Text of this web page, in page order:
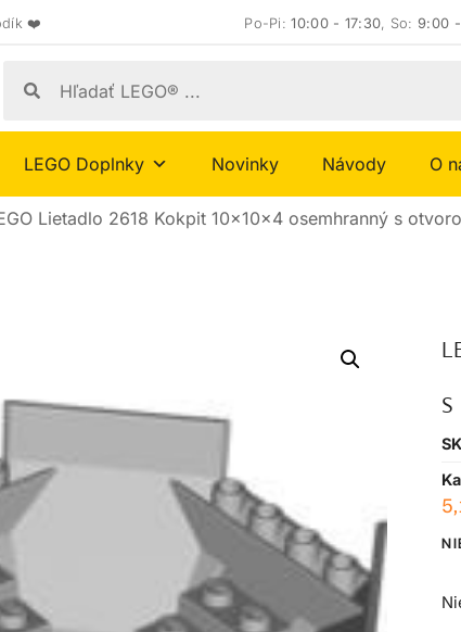
❤️ Po-Pi:10:00 - 17:30, So:9:00
LEGO Doplnky Novinky Návody O
Lietadlo 2618 Kokpit 10x10x4 osemhranný s
S